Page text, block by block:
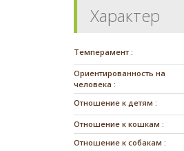
Характер
Темперамент :
Ориентированность на
человека :
Отношение к детям :
Отношение к кошкам :
Отношение к собакам :